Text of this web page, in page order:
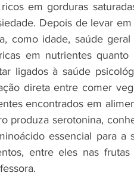
em gorduras
Depois de levar
como idade, saúde
em nutrientes
ligados à saúde
direta entre comer
encontrados em
produza serotonina,
essencial para
entre eles nas